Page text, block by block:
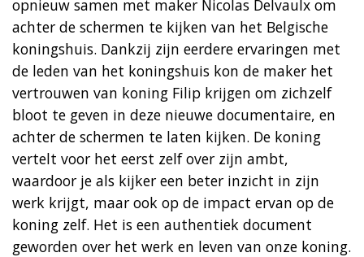
opnieuw samen met maker Nicolas Delvaulx om
achter de schermen te kijken van het Belgische
koningshuis. Dankzij zijn eerdere ervaringen met
de leden van het koningshuis kon de maker het
vertrouwen van koning Filip krijgen om zichzelf
bloot te geven in deze nieuwe documentaire, en
achter de schermen te laten kijken. De koning
vertelt voor het eerst zelf over zijn ambt,
waardoor je als kijker een beter inzicht in zijn
werk krijgt, maar ook op de impact ervan op de
koning zelf. Het is een authentiek document
geworden over het werk en leven van onze koning.